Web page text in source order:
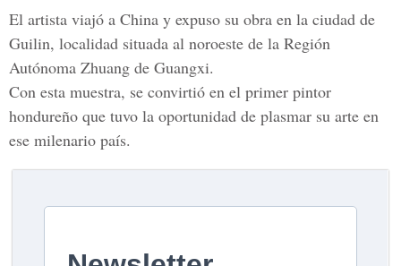
El artista viajó a China y expuso su obra en la ciudad de
Guilin, localidad situada al noroeste de la Región
Autónoma Zhuang de Guangxi.
Con esta muestra, se convirtió en el primer pintor
hondureño que tuvo la oportunidad de plasmar su arte en
ese milenario país.